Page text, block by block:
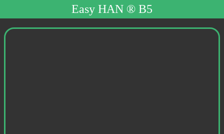
Easy HAN ® B5